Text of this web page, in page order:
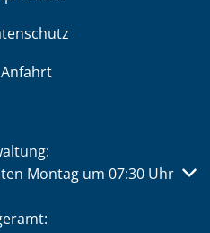
Anfahrt
oder Schließzeiten
Montag um 07:30 Uhr